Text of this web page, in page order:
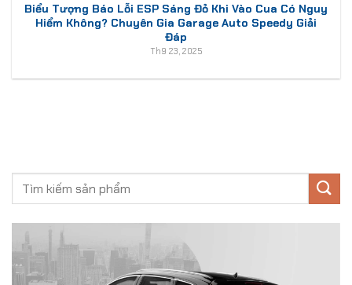
Biểu Tượng Báo Lỗi ESP Sáng Đỏ Khi Vào Cua Có Nguy
Hiểm Không? Chuyên Gia Garage Auto Speedy Giải
Đáp
Th9 23, 2025